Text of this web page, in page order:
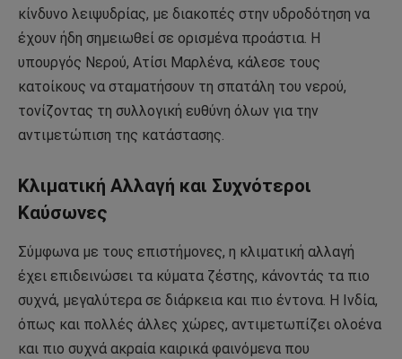
κίνδυνο λειψυδρίας, με διακοπές στην υδροδότηση να
έχουν ήδη σημειωθεί σε ορισμένα προάστια. Η
υπουργός Νερού, Ατίσι Μαρλένα, κάλεσε τους
κατοίκους να σταματήσουν τη σπατάλη του νερού,
τονίζοντας τη συλλογική ευθύνη όλων για την
αντιμετώπιση της κατάστασης.
Κλιματική Αλλαγή και Συχνότεροι
Καύσωνες
Σύμφωνα με τους επιστήμονες, η κλιματική αλλαγή
έχει επιδεινώσει τα κύματα ζέστης, κάνοντάς τα πιο
συχνά, μεγαλύτερα σε διάρκεια και πιο έντονα. Η Ινδία,
όπως και πολλές άλλες χώρες, αντιμετωπίζει ολοένα
και πιο συχνά ακραία καιρικά φαινόμενα που